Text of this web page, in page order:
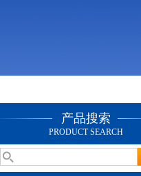
产品搜索
PRODUCT SEARCH